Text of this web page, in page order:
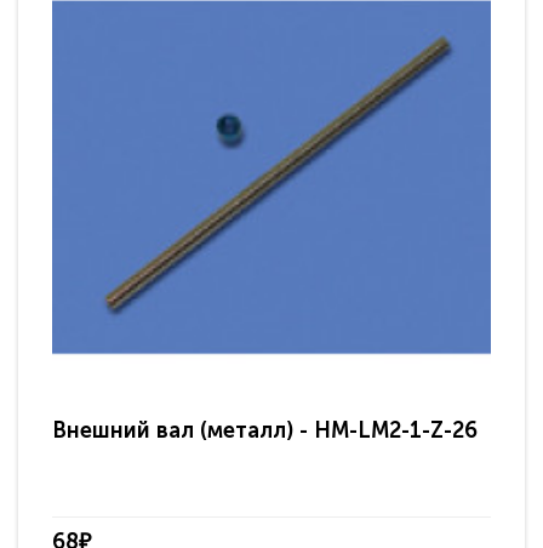
Внешний вал (металл) - HM-LM2-1-Z-26
68₽